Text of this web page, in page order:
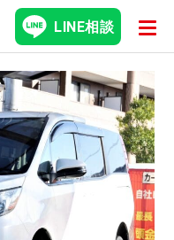
LINE相談